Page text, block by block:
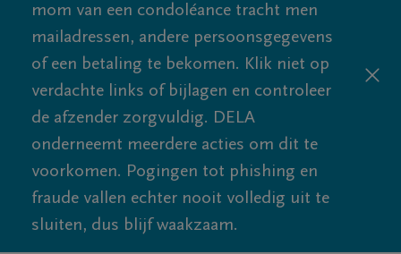
mom van een condoléance tracht men
mailadressen, andere persoonsgegevens
of een betaling te bekomen. Klik niet op
verdachte links of bijlagen en controleer
de afzender zorgvuldig. DELA
onderneemt meerdere acties om dit te
voorkomen. Pogingen tot phishing en
fraude vallen echter nooit volledig uit te
sluiten, dus blijf waakzaam.